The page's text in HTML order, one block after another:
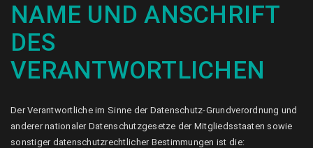
NAME UND ANSCHRIFT
DES
VERANTWORTLICHEN
Der Verantwortliche im Sinne der Datenschutz-Grundverordnung und
anderer nationaler Datenschutzgesetze der Mitgliedsstaaten sowie
sonstiger datenschutzrechtlicher Bestimmungen ist die: